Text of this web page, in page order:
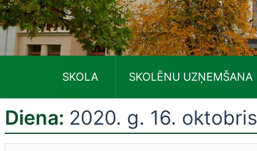
SKOLA SKOLĒNU UZŅEMŠANA
Diena: 2020. g. 16. oktobris